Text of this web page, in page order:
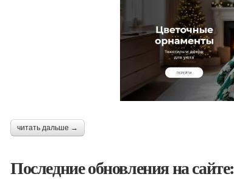
читать дальше →
Последние обновления на сайте: